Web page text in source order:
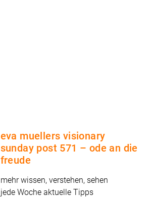
eva muellers visionary
sunday post 571 – ode an die
freude
mehr wissen, verstehen, sehen
jede Woche aktuelle Tipps